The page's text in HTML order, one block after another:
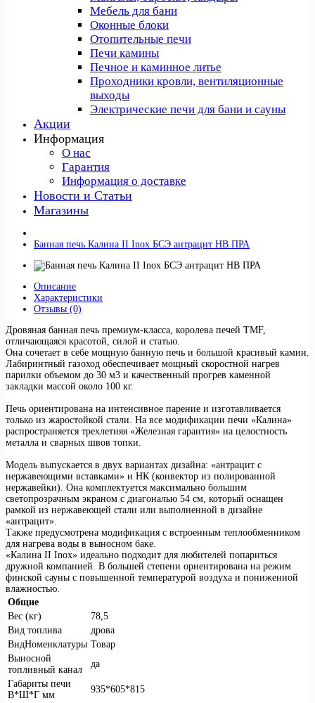
Мебель для бани
Оконные блоки
Отопительные печи
Печи камины
Печное и каминное литье
Проходники кровли, вeнтиляционные
выходы
Электрические печи для бани и сауны
Акции
Информация
О нас
Гарантия
Информация о доставке
Новости и Статьи
Магазины
Банная печь Калина II Inox БСЭ антрацит НВ ПРА
Описание
Характеристики
Отзывы (0)
Дровяная банная печь премиум-класса, королева печей TMF,
отличающаяся красотой, силой и статью.
Она сочетает в себе мощную банную печь и большой красивый камин.
Лабиринтный газоход обеспечивает мощный скоростной нагрев
парилки объемом до 30 м3 и качественный прогрев каменной
закладки массой около 100 кг.
Печь ориентирована на интенсивное парение и изготавливается
только из жаростойкой стали. На все модификации печи «Калина»
распространяется трехлетняя «Железная гарантия» на целостность
металла и сварных швов топки.
Модель выпускается в двух вариантах дизайна: «антрацит с
нержавеющими вставками» и НК (конвектор из полированной
нержавейки). Она комплектуется максимально большим
светопрозрачным экраном с диагональю 54 см, который оснащен
рамкой из нержавеющей стали или выполненной в дизайне
«антрацит».
Также предусмотрена модификация с встроенным теплообменником
для нагрева воды в выносном баке.
«Калина II Inox» идеально подходит для любителей попариться
дружной компанией. В большей степени ориентирована на режим
финской сауны с повышенной температурой воздуха и пониженной
влажностью.
Общие
Вес (кг)
78,5
Вид топлива
дрова
ВидНоменклатуры Товар
Выносной
топливный канал
да
Габариты печи
В*Ш*Г мм
935*605*815